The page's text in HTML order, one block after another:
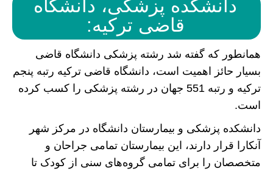
دانشکده پزشکی، دانشگاه
قاضی ترکیه:
همانطور که گفته شد رشته پزشکی دانشگاه قاضی
بسیار حائز اهمیت است، دانشگاه قاضی ترکیه رتبه پنجم
ترکیه و رتبه 551 جهان در رشته پزشکی را کسب کرده
است.
دانشکده پزشکی و بیمارستان دانشگاه در مرکز شهر
آنکارا قرار دارند، این بیمارستان تمامی جراحان و
متخصصان را برای تمامی گروه‌های سنی از کودک تا